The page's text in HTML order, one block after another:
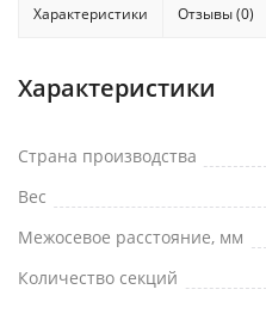
Характеристики Отзывы (0)
Характеристики
Страна производства
Вес
Межосевое расстояние, мм
Количество секций